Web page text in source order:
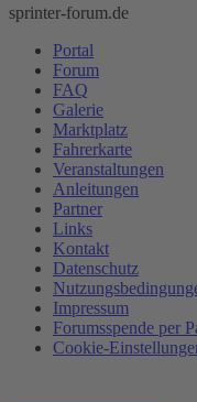
sprinter-forum.de
Portal
Forum
FAQ
Galerie
Marktplatz
Fahrerkarte
Veranstaltungen
Anleitungen
Partner
Links
Kontakt
Datenschutz
Impressum
Forumsspende per
Cookie-